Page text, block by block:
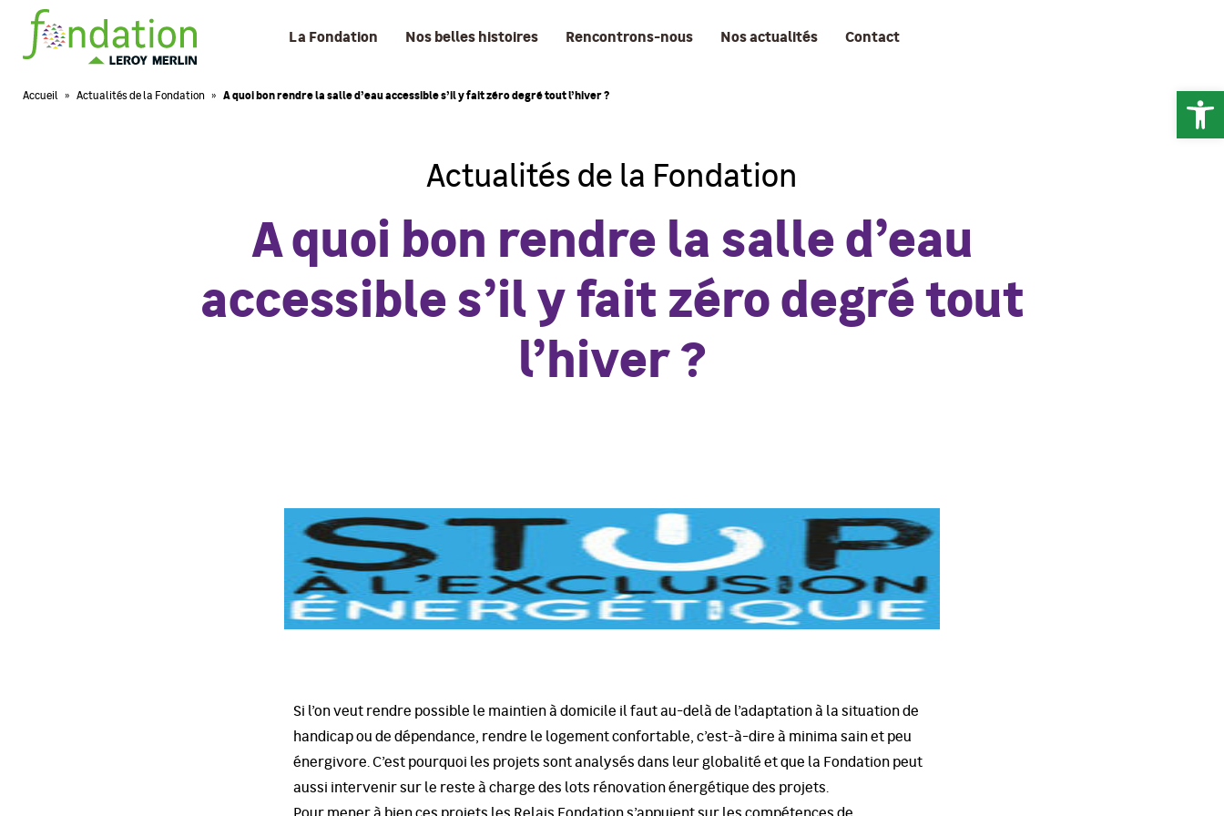
La Fondation Nos belles histoires Rencontrons-nous Nos actualités Contact
Accueil » Actualités de la Fondation » A quoi bon rendre la salle d’eau accessible s’il y fait zéro degré tout l’hiver ?
Actualités de la Fondation
A quoi bon rendre la salle d’eau
accessible s’il y fait zéro degré tout
l’hiver ?
Si l’on veut rendre possible le maintien à domicile il faut au-delà de l’adaptation à la situation de
handicap ou de dépendance, rendre le logement confortable, c’est-à-dire à minima sain et peu
énergivore. C’est pourquoi les projets sont analysés dans leur globalité et que la Fondation peut
aussi intervenir sur le reste à charge des lots rénovation énergétique des projets.